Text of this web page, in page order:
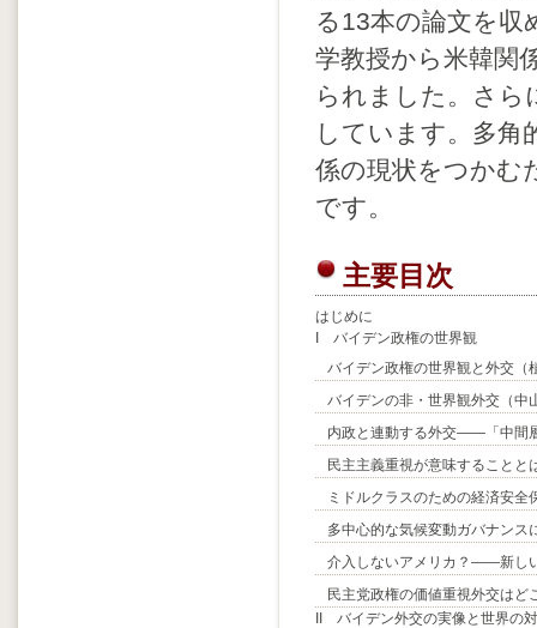
る13本の論文を収
学教授から米韓関
られました。さら
しています。多角
係の現状をつかむ
です。
主要目次
はじめに
I バイデン政権の世界観
バイデン政権の世界観と外交（
バイデンの非・世界観外交（中
内政と連動する外交――「中間
民主主義重視が意味することと
ミドルクラスのための経済安全
多中心的な気候変動ガバナンス
介入しないアメリカ？――新し
民主党政権の価値重視外交は
II バイデン外交の実像と世界の